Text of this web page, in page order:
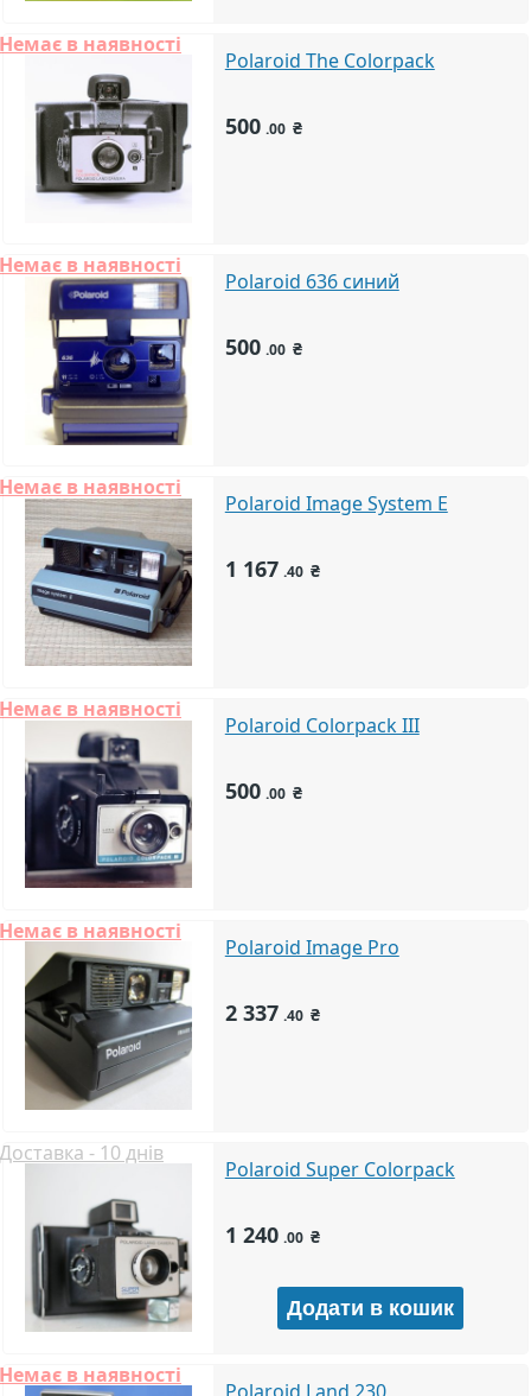
Немає в наявності
Polaroid The Colorpack
500 .00 ₴
Немає в наявності
Polaroid 636 синий
500 .00 ₴
Немає в наявності
Polaroid Image System E
1 167 .40 ₴
Немає в наявності
Polaroid Colorpack III
500 .00 ₴
Немає в наявності
Polaroid Image Pro
2 337 .40 ₴
Доставка - 10 днів
Polaroid Super Colorpack
1 240 .00 ₴
Немає в наявності
Polaroid Land 230